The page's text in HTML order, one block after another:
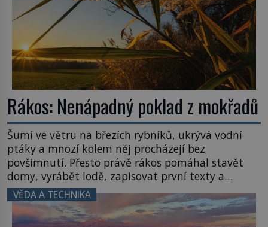
Rákos: Nenápadný poklad z mokřadů
Šumí ve větru na březích rybníků, ukrývá vodní
ptáky a mnozí kolem něj procházejí bez
povšimnutí. Přesto právě rákos pomáhal stavět
domy, vyrábět lodě, zapisovat první texty a
inspiroval řadu pověstí. Tato skromná, ale
užitečná rostlina provází člověka už tisíce let.
Většina lidí vnímá rákos jen jako obyčejnou kulisu
VĚDA A TECHNIKA